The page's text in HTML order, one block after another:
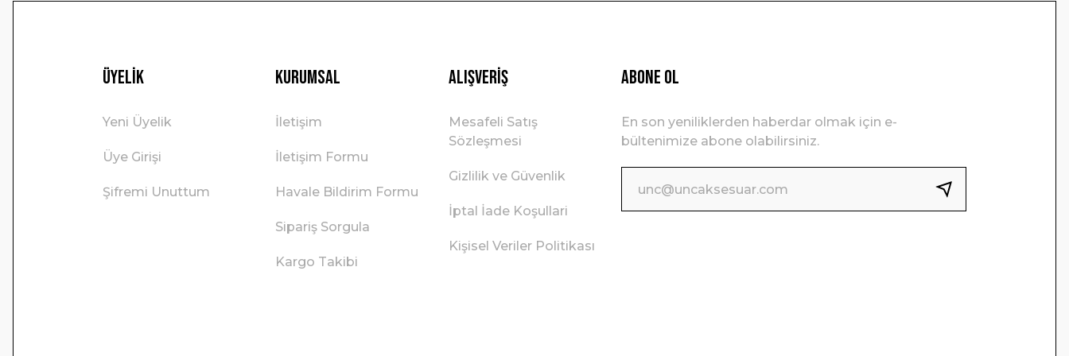
Üyelik
Yeni Üyelik
Üye Girişi
Şifremi Unuttum
Kurumsal
İletişim
İletişim Formu
Havale Bildirim Formu
Sipariş Sorgula
Kargo Takibi
Alışveriş
Mesafeli Satış
Sözleşmesi
Gizlilik ve Güvenlik
İptal İade Koşullari
Kişisel Veriler Politikası
ABONE OL
En son yeniliklerden haberdar olmak için e-
bültenimize abone olabilirsiniz.